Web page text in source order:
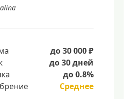
до 30 000 ₽
до 30 дней
до 0.8%
Среднее